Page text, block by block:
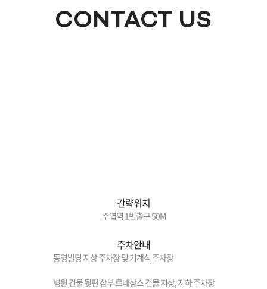
CONTACT US
간략위치
주엽역 1번출구 50M
주차안내
동영빌딩 지상 주차장 및 기계식 주차장
병원 건물 뒷편 삼부 르네상스 건물 지상, 지하 주차장